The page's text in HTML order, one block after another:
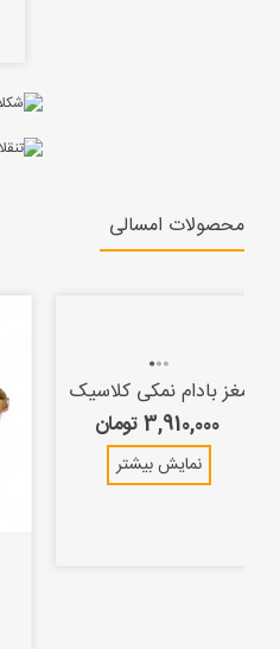
محصولات امسالی
مغز بادام نمکی کلاسیک
3,910,000 تومان
نمایش بیشتر